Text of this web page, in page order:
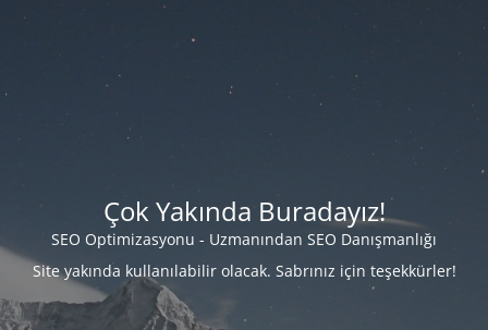
Çok Yakında Buradayız!
SEO Optimizasyonu - Uzmanından SEO Danışmanlığı
Site yakında kullanılabilir olacak. Sabrınız için teşekkürler!